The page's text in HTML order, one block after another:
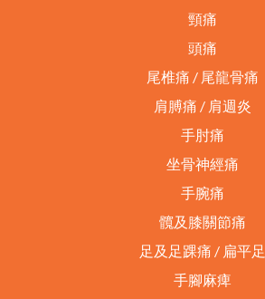
頸痛
頭痛
尾椎痛 / 尾龍骨痛
肩膊痛 / 肩週炎
手肘痛
坐骨神經痛
手腕痛
髖及膝關節痛
足及足踝痛 / 扁平足
手腳麻痺